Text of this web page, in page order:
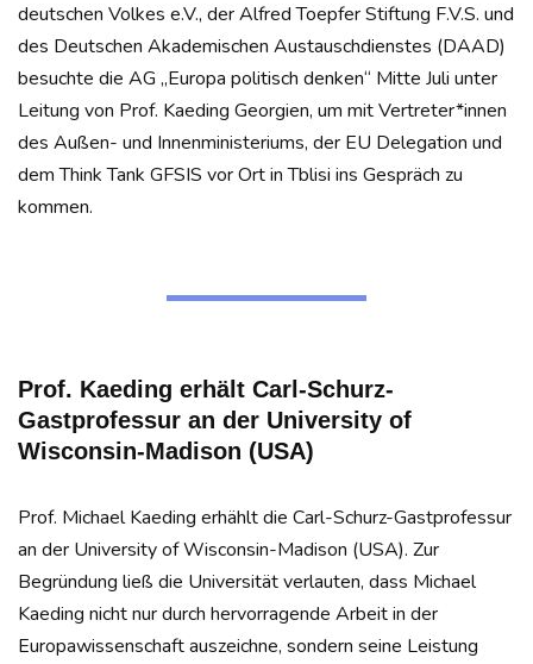
deutschen Volkes e.V., der Alfred Toepfer Stiftung F.V.S. und
des Deutschen Akademischen Austauschdienstes (DAAD)
besuchte die AG „Europa politisch denken“ Mitte Juli unter
Leitung von Prof. Kaeding Georgien, um mit Vertreter*innen
des Außen- und Innenministeriums, der EU Delegation und
dem Think Tank GFSIS vor Ort in Tblisi ins Gespräch zu
kommen.
Prof. Kaeding erhält Carl-Schurz-
Gastprofessur an der University of
Wisconsin-Madison (USA)
Prof. Michael Kaeding erhählt die Carl-Schurz-Gastprofessur
an der University of Wisconsin-Madison (USA). Zur
Begründung ließ die Universität verlauten, dass Michael
Kaeding nicht nur durch hervorragende Arbeit in der
Europawissenschaft auszeichne, sondern seine Leistung